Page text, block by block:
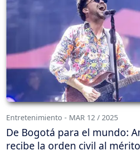
Entretenimiento - MAR 12 / 2025
De Bogotá para el mundo:
recibe la orden civil al mérito